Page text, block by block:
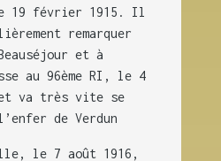
le 19 février 1915. Il
remarquer
et à
au 96ème RI, le 4
et va très vite se
de Verdun
le 7 août 1916,